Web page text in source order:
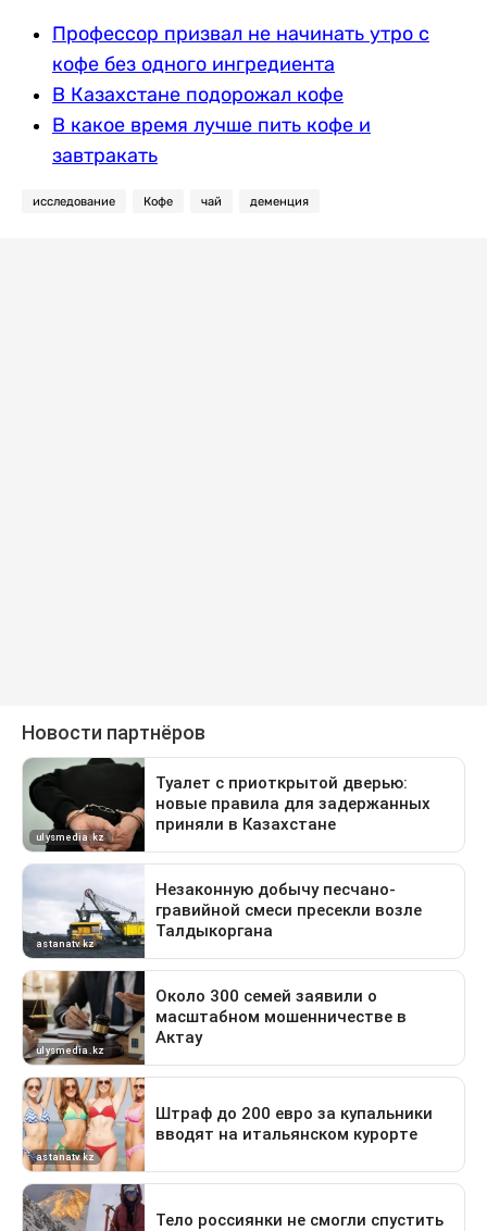
Профессор призвал не начинать утро с
кофе без одного ингредиента
В Казахстане подорожал кофе
В какое время лучше пить кофе и
завтракать
исследование Кофе чай деменция